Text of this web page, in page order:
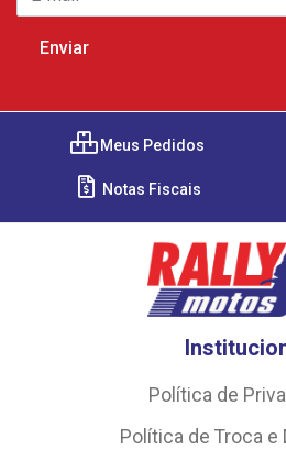
Meus Pedidos
Notas Fiscais
Política de
Política de Troca e